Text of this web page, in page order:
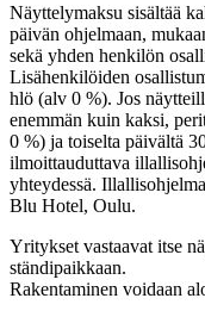
Näyttelymaksu sisältää
päivän ohjelmaan,
sekä yhden henkilön
Lisähenkilöiden
hlö (alv 0 %). Jos
enemmän kuin kaksi,
0 %) ja toiselta päivältä
ilmoittauduttava
yhteydessä.
Blu Hotel, Oulu.
Yritykset vastaavat itse
ständipaikkaan.
Rakentaminen voidaan